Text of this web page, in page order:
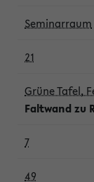
Seminarraum
21
Grüne Tafel,
Faltwand zu
7
49